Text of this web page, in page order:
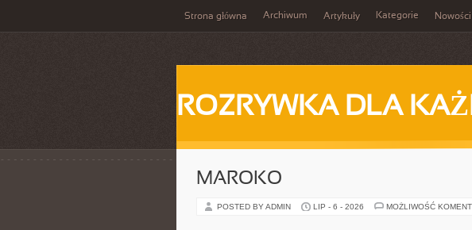
Strona główna Archiwum Artykuły Kategorie Nowości
ROZRYWKA DLA
MAROKO
POSTED BY ADMIN LIP - 6 - 2026 MOŻLIWOŚĆ